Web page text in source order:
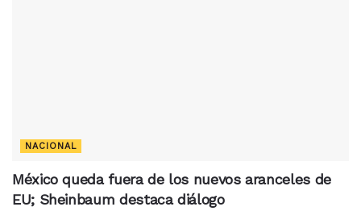
NACIONAL
México queda fuera de los nuevos aranceles de
EU; Sheinbaum destaca diálogo